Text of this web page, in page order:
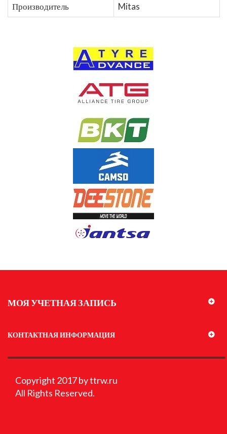
Производитель
Mitas
МОЯ УЧЕТНАЯ ЗАПИСЬ
КОНТАКТНАЯ ИНФОРМАЦИЯ
Copyright 2017 by ttrw.ru
All Rights Reserved.